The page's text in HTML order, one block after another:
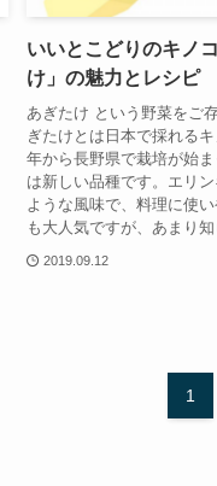
いいとこどりのキノ
け」の魅力とレシピ
あぎたけ という野菜をご
ぎたけとは日本で採れる
年から長野県で栽培が始
は新しい品種です。エリ
ような風味で、料理に使
も大人気ですが、あまり知
2019.09.12
1